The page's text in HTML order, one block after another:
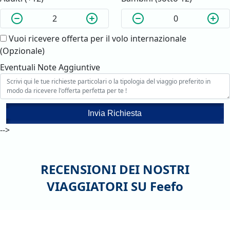
Vuoi ricevere offerta per il volo internazionale
(Opzionale)
Eventuali Note Aggiuntive
Invia Richiesta
-->
RECENSIONI DEI NOSTRI
VIAGGIATORI SU Feefo